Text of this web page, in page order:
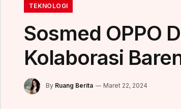
TEKNOLOGI
Sosmed OPPO
Kolaborasi
By Ruang Berita Maret 22, 2024